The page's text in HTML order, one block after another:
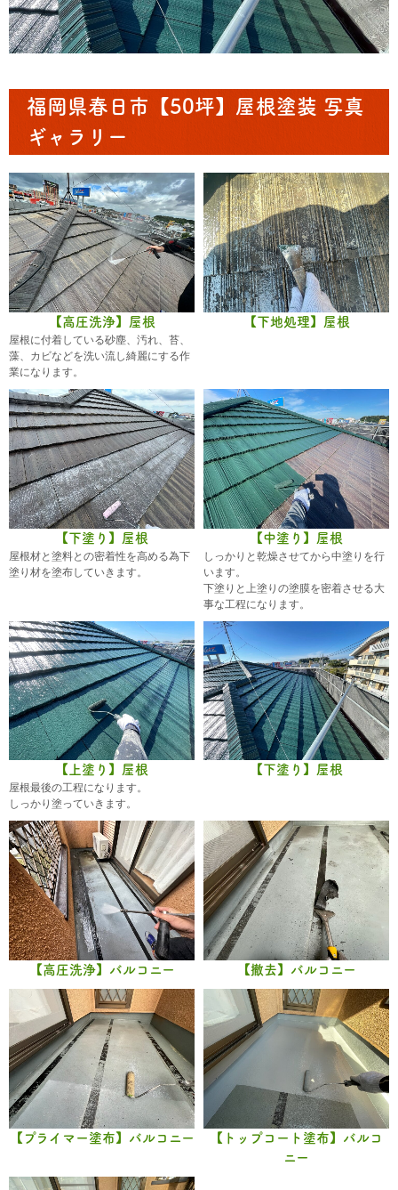
福岡県春日市【50坪】屋根塗装 写真
ギャラリー
【高圧洗浄】屋根
屋根に付着している砂塵、汚れ、苔、
藻、カビなどを洗い流し綺麗にする作
業になります。
【下地処理】屋根
【下塗り】屋根
屋根材と塗料との密着性を高める為下
塗り材を塗布していきます。
【中塗り】屋根
しっかりと乾燥させてから中塗りを行
います。
下塗りと上塗りの塗膜を密着させる大
事な工程になります。
【上塗り】屋根
屋根最後の工程になります。
しっかり塗っていきます。
【下塗り】屋根
【高圧洗浄】バルコニー 【撤去】バルコニー
【プライマー塗布】バルコニー
【トップコート塗布】バルコ
ニー